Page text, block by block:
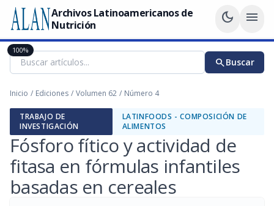
Archivos Latinoamericanos de
Nutrición
dark_mode menu
searchBuscar
Inicio / Ediciones / Volumen 62 / Número 4
TRABAJO DE
INVESTIGACIÓN
LATINFOODS - COMPOSICIÓN DE
ALIMENTOS
Fósforo fítico y actividad de
fitasa en fórmulas infantiles
basadas en cereales
100%